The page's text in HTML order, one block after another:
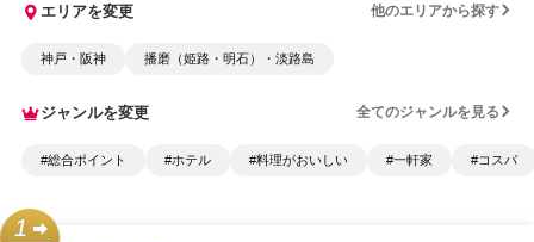
エリアを変更 他のエリアから探す
神戸・阪神 播磨（姫路・明石）・淡路島
ジャンルを変更 全てのジャンルを見る
#総合ポイント #ホテル #料理がおいしい #一軒家 #コスパ
1